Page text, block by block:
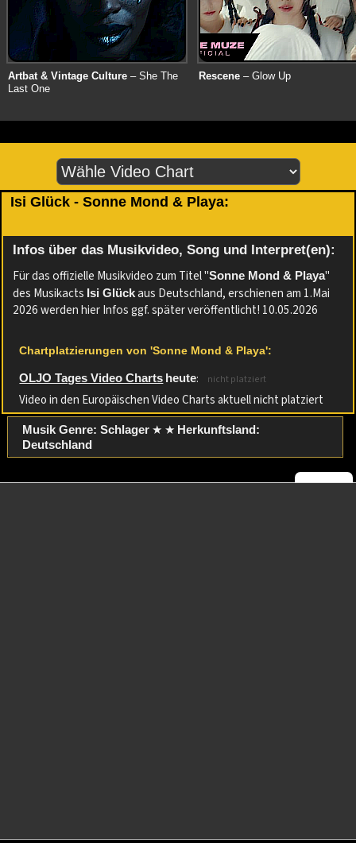
Artbat & Vintage Culture – She The
Last One
Rescene – Glow Up
Isi Glück - Sonne Mond & Playa:
Infos über das Musikvideo, Song und Interpret(en):
Für das offizielle Musikvideo zum Titel "Sonne Mond & Playa"
des Musikacts Isi Glückaus Deutschland, erschienen am 1.Mai
2026 werden hier Infos ggf. später veröffentlicht! 10.05.2026
Chartplatzierungen von 'Sonne Mond & Playa':
OLJO Tages Video Charts heute: nicht platziert
Video in den Europäischen Video Charts aktuell nicht platziert
Musik Genre: Schlager★ ★ Herkunftsland:
Deutschland